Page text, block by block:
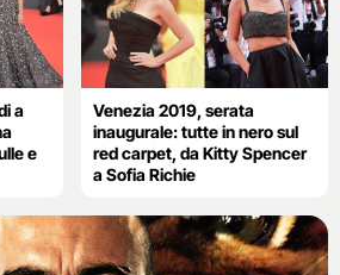
a
e
Venezia 2019, serata
inaugurale: tutte in nero sul
red carpet, da Kitty Spencer
a Sofia Richie